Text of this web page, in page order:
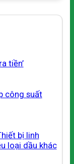
tiền’
công suất
bị linh
loại dầu khác